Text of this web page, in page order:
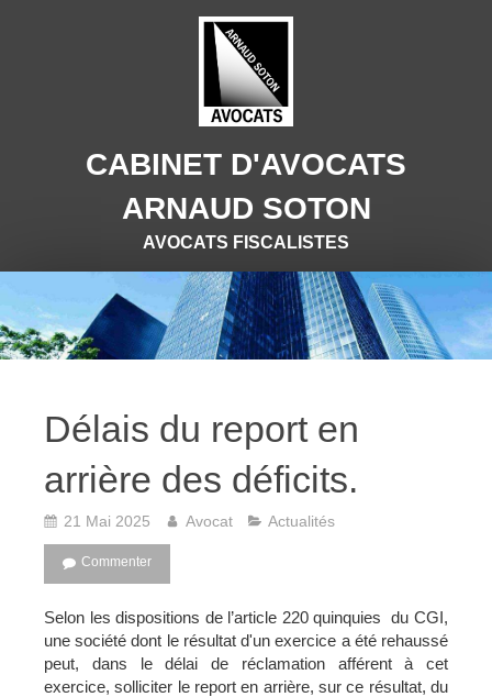
CABINET D'AVOCATS
ARNAUD SOTON
AVOCATS FISCALISTES
Délais du report en
arrière des déficits.
21 Mai 2025 Avocat Actualités
Commenter
Selon les dispositions de l’article 220 quinquies du CGI,
une société dont le résultat d'un exercice a été rehaussé
peut, dans le délai de réclamation afférent à cet
exercice, solliciter le report en arrière, sur ce résultat, du